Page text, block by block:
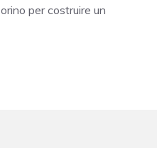
per costruire un